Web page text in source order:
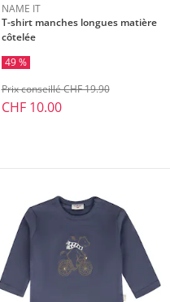
NAME IT
T-shirt manches longues matière
côtelée
49 %
CHF 10.00
Prix conseillé CHF 19.90